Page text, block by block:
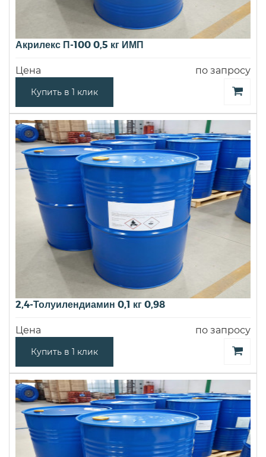
Акрилекс П-100 0,5 кг ИМП
Цена по запросу
Купить в 1 клик
2,4-Толуилендиамин 0,1 кг 0,98
Цена по запросу
Купить в 1 клик